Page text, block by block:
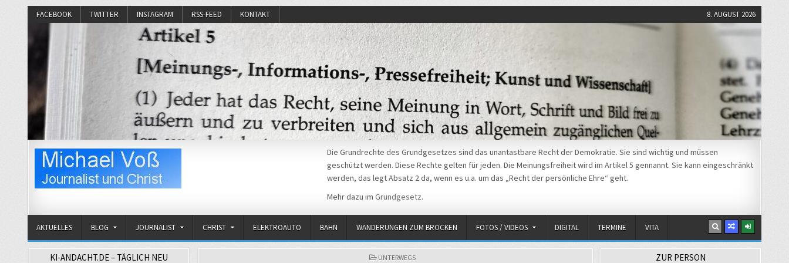
FACEBOOK TWITTER INSTAGRAM RSS-FEED KONTAKT 8. AUGUST 2026
Die Grundrechte des Grundgesetzes sind das unantastbare Recht der Demokratie. Sie sind wichtig und müssen
geschützt werden. Diese Rechte gelten für jeden. Die Meinungsfreiheit wird im Artikel 5 gennannt. Sie kann eingeschränkt
werden, das legt Absatz 2 da, wenn es u.a. um das „Recht der persönliche Ehre“ geht.
Mehr dazu im Grundgesetz.
AKTUELLES BLOG JOURNALIST CHRIST ELEKTROAUTO BAHN WANDERUNGEN ZUM BROCKEN FOTOS / VIDEOS DIGITAL TERMINE VITA
POSTED
UNTERWEGS
KI-ANDACHT.DE – TÄGLICH NEU ZUR PERSON